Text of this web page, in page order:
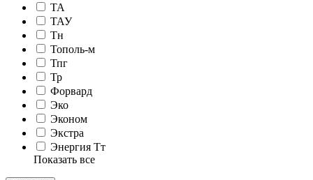
ТА
ТАУ
Тн
Тополь-м
Тпг
Тр
Форвард
Эко
Эконом
Экстра
Энергия Тт
Показать все